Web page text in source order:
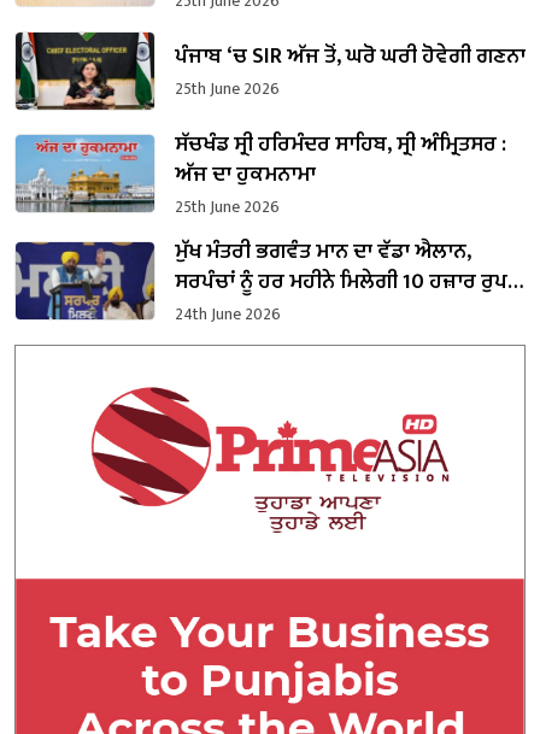
ਪੰਜਾਬ ‘ਚ SIR ਅੱਜ ਤੋਂ, ਘਰੋ ਘਰੀ ਹੋਵੇਗੀ ਗਣਨਾ
25th June 2026
ਸੱਚਖੰਡ ਸ੍ਰੀ ਹਰਿਮੰਦਰ ਸਾਹਿਬ, ਸ੍ਰੀ ਅੰਮ੍ਰਿਤਸਰ :
ਅੱਜ ਦਾ ਹੁਕਮਨਾਮਾ
25th June 2026
ਮੁੱਖ ਮੰਤਰੀ ਭਗਵੰਤ ਮਾਨ ਦਾ ਵੱਡਾ ਐਲਾਨ,
ਸਰਪੰਚਾਂ ਨੂੰ ਹਰ ਮਹੀਨੇ ਮਿਲੇਗੀ 10 ਹਜ਼ਾਰ ਰੁਪਏ
ਤਨਖਾਹ
24th June 2026